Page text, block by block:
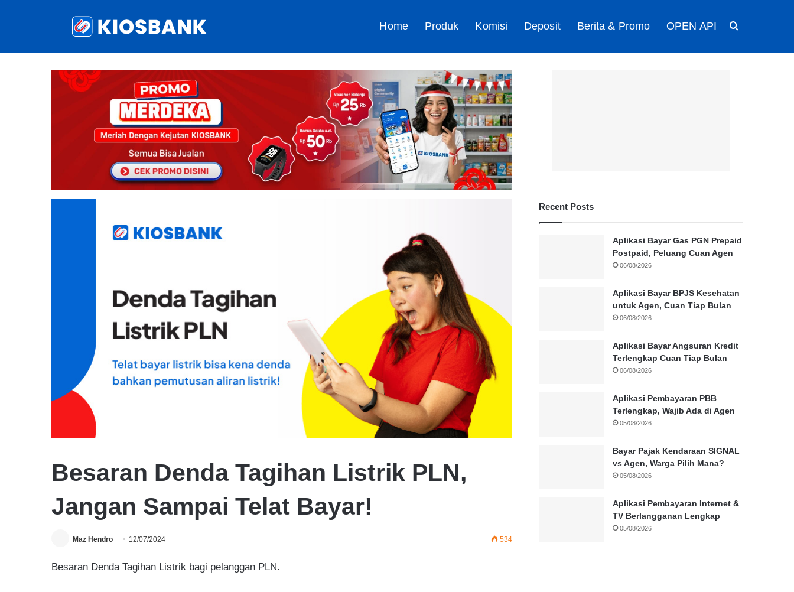
Home Produk Komisi Deposit Berita & Promo OPEN API
Besaran Denda Tagihan Listrik PLN,
Jangan Sampai Telat Bayar!
Maz Hendro 12/07/2024 534
Besaran Denda Tagihan Listrik bagi pelanggan PLN.
Recent Posts
Aplikasi Bayar Gas PGN Prepaid
Postpaid, Peluang Cuan Agen
06/08/2026
Aplikasi Bayar BPJS Kesehatan
untuk Agen, Cuan Tiap Bulan
06/08/2026
Aplikasi Bayar Angsuran Kredit
Terlengkap Cuan Tiap Bulan
06/08/2026
Aplikasi Pembayaran PBB
Terlengkap, Wajib Ada di Agen
05/08/2026
Bayar Pajak Kendaraan SIGNAL
vs Agen, Warga Pilih Mana?
05/08/2026
Aplikasi Pembayaran Internet &
TV Berlangganan Lengkap
05/08/2026